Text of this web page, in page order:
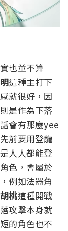
也並不算
這種主打下
就很好，因
是作為下落
會有那麼yee
前要用登龍
人人都能登
色，會屬於
例如法器角
胡桃這種開戰
攻擊本身就
的角色也不